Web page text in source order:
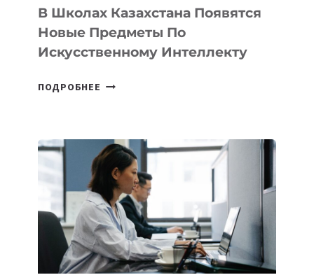
ТЕХНОЛОГИЧЕСКИХ
В Школах Казахстана Появятся
Новые Предметы По
Искусственному Интеллекту
ПОДРОБНЕЕ
НОВЫЕ
ПРЕДМЕТЫ
ПО
ИСКУССТВЕННОМУ
ИНТЕЛЛЕКТУ